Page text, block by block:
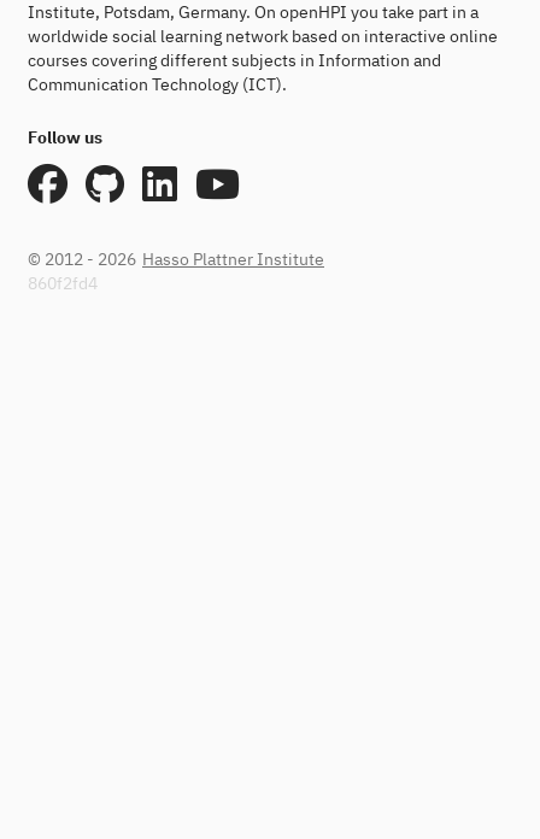
Institute, Potsdam, Germany. On openHPI you take part in a
worldwide social learning network based on interactive online
courses covering different subjects in Information and
Communication Technology (ICT).
Follow us
© 2012 - 2026 Hasso Plattner Institute
860f2fd4